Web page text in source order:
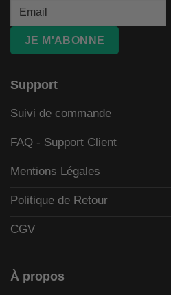
JE M'ABONNE
Support
Suivi de commande
FAQ - Support Client
Mentions Légales
Politique de Retour
CGV
À propos